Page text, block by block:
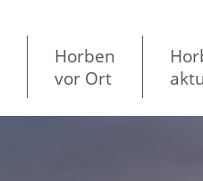
Horben
vor Ort